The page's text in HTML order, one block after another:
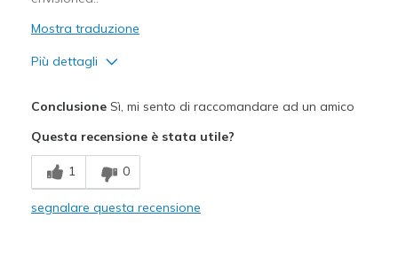
Mostra traduzione
Più dettagli
Stylish
Difetti
No cons perfect
ConclusioneSì, mi sento di raccomandare ad un amico
Questa recensione è stata utile?
1 0
segnalare questa recensione